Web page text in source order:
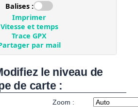
le niveau de
de carte :
Zoom :